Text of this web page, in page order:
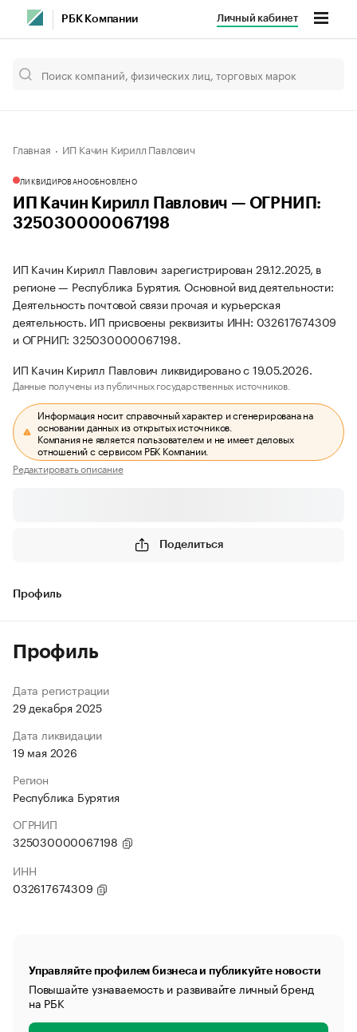
РБК Компании Личный кабинет
Главная ИП Качин Кирилл Павлович
ЛИКВИДИРОВАНООБНОВЛЕНО
ИП Качин Кирилл Павлович — ОГРНИП:
325030000067198
ИП Качин Кирилл Павлович зарегистрирован 29.12.2025, в
регионе — Республика Бурятия. Основной вид деятельности:
Деятельность почтовой связи прочая и курьерская
деятельность. ИП присвоены реквизиты ИНН: 032617674309
и ОГРНИП: 325030000067198.
ИП Качин Кирилл Павлович ликвидировано с 19.05.2026.
Данные получены из публичных государственных источников.
Информация носит справочный характер и сгенерирована на
основании данных из открытых источников.
Компания не является пользователем и не имеет деловых
отношений с сервисом РБК Компании.
Редактировать описание
Поделиться
Профиль
Профиль
Дата регистрации
29 декабря 2025
Дата ликвидации
19 мая 2026
Регион
Республика Бурятия
ОГРНИП
325030000067198
ИНН
032617674309
Управляйте профилем бизнеса и публикуйте новости
Повышайте узнаваемость и развивайте личный бренд
на РБК